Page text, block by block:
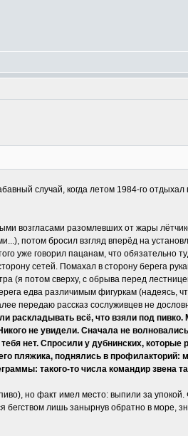
случай, когда летом 1984-го
возгласами разомлевших от жары
потом бросил взгляд вперёд на
уже говорил пацанам, что
сетей. Помахал в сторону берега
(я потом сверху, с обрыва перед
едва различимым фигуркам (надеясь,
передаю рассказ сослуживцев не
всё, что взяли под
не увидели. Сначала не
нет. Спросили у дубнинских,
пляжика, поднялись в
такого-то числа командир звена
но факт имел место: выпили за
лишь занырнув обратно в море,